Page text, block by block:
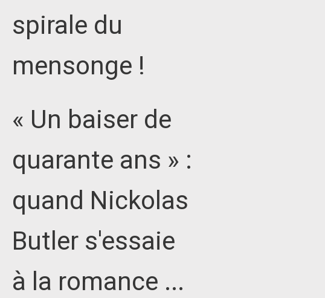
spirale du
mensonge !
« Un baiser de
quarante ans » :
quand Nickolas
Butler s'essaie
à la romance ...